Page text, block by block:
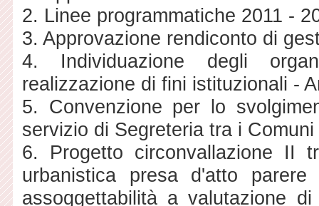
2. Linee programmatiche 2011 -
3. Approvazione rendiconto di
4. Individuazione degli
realizzazione di fini istituzionali -
5. Convenzione per lo
servizio di Segreteria tra i
6. Progetto circonvallazione II
urbanistica presa d'atto
assoggettabilità a valutazione